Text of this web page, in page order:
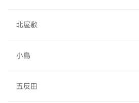
北屋敷
小島
五反田